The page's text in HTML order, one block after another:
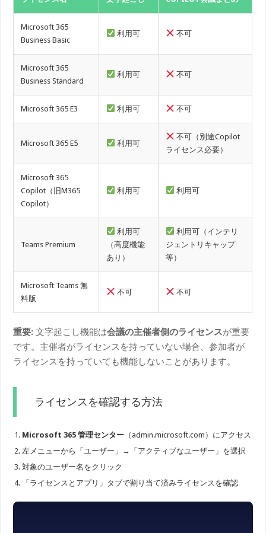
Microsoft 365
Business Basic
利用可 不可
Microsoft 365
Business Standard
利用可 不可
Microsoft 365 E3 利用可 不可
Microsoft 365 E5 利用可
不可（別途Copilot
ライセンス必要）
Microsoft 365
Copilot（旧M365
Copilot）
利用可 利用可
Teams Premium
利用可
（高度機能
あり）
利用可（インテリ
ジェントリキャップ
等）
Microsoft Teams 無
料版
不可 不可
重要: 文字起こし機能は会議の主催者側のライセンスが重要
です。主催者がライセンスを持っていない場合、参加者が
ライセンスを持っていても機能しないことがあります。
ライセンスを確認する方法
Microsoft 365 管理センター （admin.microsoft.com）にアクセス
左メニューから「ユーザー」→「アクティブなユーザー」を選択
対象のユーザー名をクリック
「ライセンスとアプリ」タブで割り当て済みライセンスを確認